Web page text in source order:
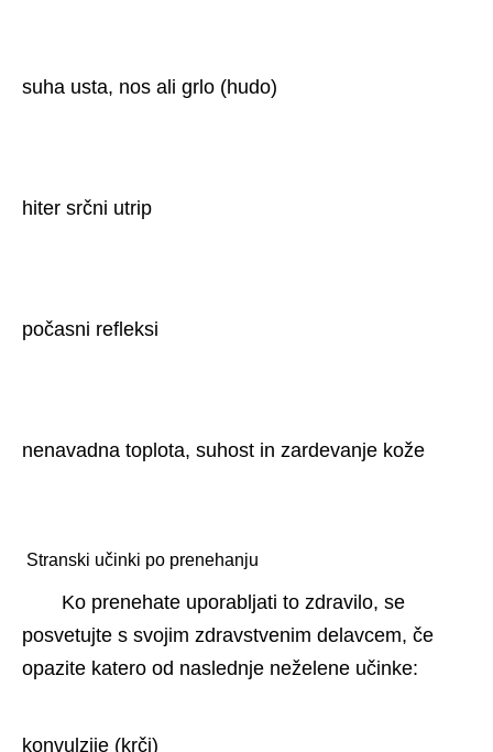
suha usta, nos ali grlo (hudo)
hiter srčni utrip
počasni refleksi
nenavadna toplota, suhost in zardevanje kože
Stranski učinki po prenehanju
Ko prenehate uporabljati to zdravilo, se
posvetujte s svojim zdravstvenim delavcem, če
opazite katero od naslednje neželene učinke:
konvulzije (krči)